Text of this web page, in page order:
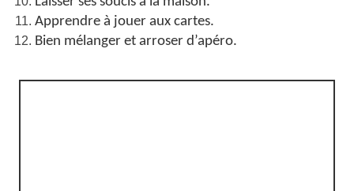
Apprendre à jouer aux cartes.
Bien mélanger et arroser d’apéro.